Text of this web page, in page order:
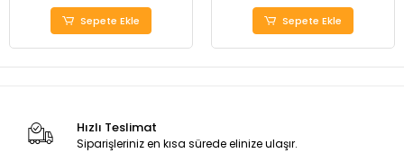
Sepete Ekle Sepete Ekle
Hızlı Teslimat
Siparişleriniz en kısa sürede elinize ulaşır.